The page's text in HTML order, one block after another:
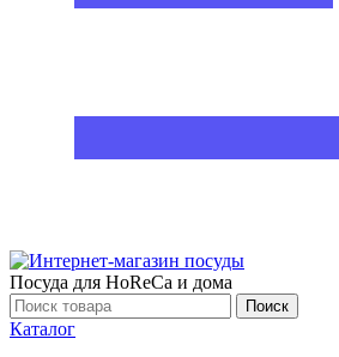
Посуда для HoReCa и дома
Поиск
Каталог